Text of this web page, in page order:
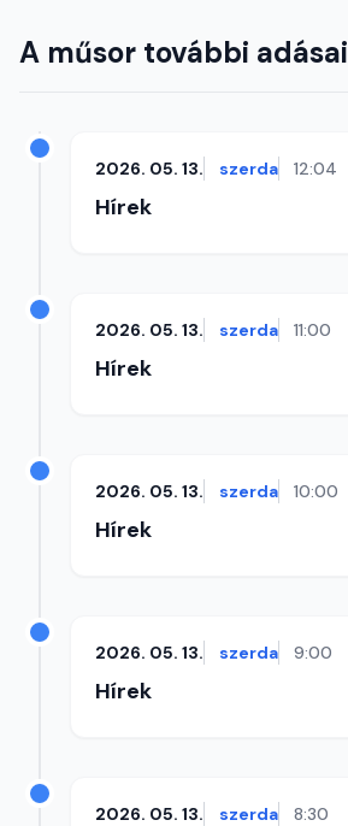
A műsor további adásai
2026. 05. 13. szerda 12:04
Hírek
2026. 05. 13. szerda 11:00
Hírek
2026. 05. 13. szerda 10:00
Hírek
2026. 05. 13. szerda 9:00
Hírek
2026. 05. 13. szerda 8:30